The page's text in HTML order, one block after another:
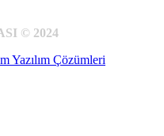
© 2024